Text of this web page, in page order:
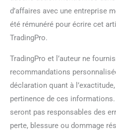
d’affaires avec une entreprise
été rémunéré pour écrire cet
TradingPro.
TradingPro et l’auteur ne
recommandations
déclaration quant à
pertinence de ces informations.
seront pas responsables des
perte, blessure ou dommage